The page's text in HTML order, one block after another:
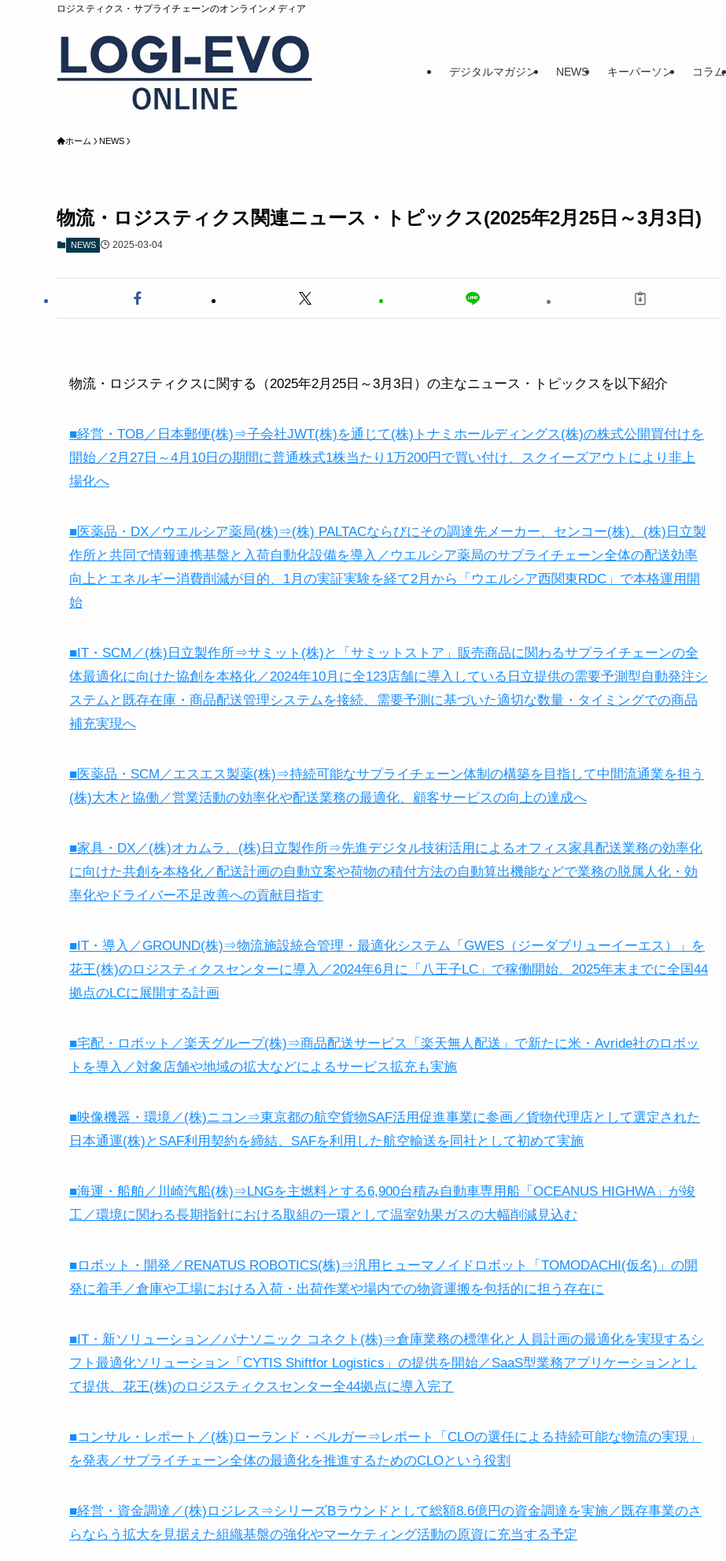
ロジスティクス・サプライチェーンのオンラインメディア
デジタルマガジン NEWS キーパーソン コラム
ホーム NEWS
物流・ロジスティクス関連ニュース・トピックス(2025年2月25日～3月3日)
NEWS 2025-03-04
物流・ロジスティクスに関する（2025年2月25日～3月3日）の主なニュース・トピックスを以下紹介
■経営・TOB／日本郵便(株)⇒子会社JWT(株)を通じて(株)トナミホールディングス(株)の株式公開買付けを
開始／2月27日～4月10日の期間に普通株式1株当たり1万200円で買い付け、スクイーズアウトにより非上
場化へ
■医薬品・DX／ウエルシア薬局(株)⇒(株) PALTACならびにその調達先メーカー、センコー(株)、(株)日立製
作所と共同で情報連携基盤と入荷自動化設備を導入／ウエルシア薬局のサプライチェーン全体の配送効率
向上とエネルギー消費削減が目的、1月の実証実験を経て2月から「ウエルシア西関東RDC」で本格運用開
始
■IT・SCM／(株)日立製作所⇒サミット(株)と「サミットストア」販売商品に関わるサプライチェーンの全
体最適化に向けた協創を本格化／2024年10月に全123店舗に導入している日立提供の需要予測型自動発注シ
ステムと既存在庫・商品配送管理システムを接続、需要予測に基づいた適切な数量・タイミングでの商品
補充実現へ
■医薬品・SCM／エスエス製薬(株)⇒持続可能なサプライチェーン体制の構築を目指して中間流通業を担う
(株)大木と協働／営業活動の効率化や配送業務の最適化、顧客サービスの向上の達成へ
■家具・DX／(株)オカムラ、(株)日立製作所⇒先進デジタル技術活用によるオフィス家具配送業務の効率化
に向けた共創を本格化／配送計画の自動立案や荷物の積付方法の自動算出機能などで業務の脱属人化・効
率化やドライバー不足改善への貢献目指す
■IT・導入／GROUND(株)⇒物流施設統合管理・最適化システム「GWES（ジーダブリューイーエス）」を
花王(株)のロジスティクスセンターに導入／2024年6月に「八王子LC」で稼働開始、2025年末までに全国44
拠点のLCに展開する計画
■宅配・ロボット／楽天グループ(株)⇒商品配送サービス「楽天無人配送」で新たに米・Avride社のロボッ
トを導入／対象店舗や地域の拡大などによるサービス拡充も実施
■映像機器・環境／(株)ニコン⇒東京都の航空貨物SAF活用促進事業に参画／貨物代理店として選定された
日本通運(株)とSAF利用契約を締結、SAFを利用した航空輸送を同社として初めて実施
■海運・船舶／川崎汽船(株)⇒LNGを主燃料とする6,900台積み自動車専用船「OCEANUS HIGHWA」が竣
工／環境に関わる長期指針における取組の一環として温室効果ガスの大幅削減見込む
■ロボット・開発／RENATUS ROBOTICS(株)⇒汎用ヒューマノイドロボット「TOMODACHI(仮名)」の開
発に着手／倉庫や工場における入荷・出荷作業や場内での物資運搬を包括的に担う存在に
■IT・新ソリューション／パナソニック コネクト(株)⇒倉庫業務の標準化と人員計画の最適化を実現するシ
フト最適化ソリューション「CYTIS Shiftfor Logistics」の提供を開始／SaaS型業務アプリケーションとし
て提供、花王(株)のロジスティクスセンター全44拠点に導入完了
■コンサル・レポート／(株)ローランド・ベルガー⇒レポート「CLOの選任による持続可能な物流の実現」
を発表／サプライチェーン全体の最適化を推進するためのCLOという役割
■経営・資金調達／(株)ロジレス⇒シリーズBラウンドとして総額8.6億円の資金調達を実施／既存事業のさ
らならう拡大を見据えた組織基盤の強化やマーケティング活動の原資に充当する予定